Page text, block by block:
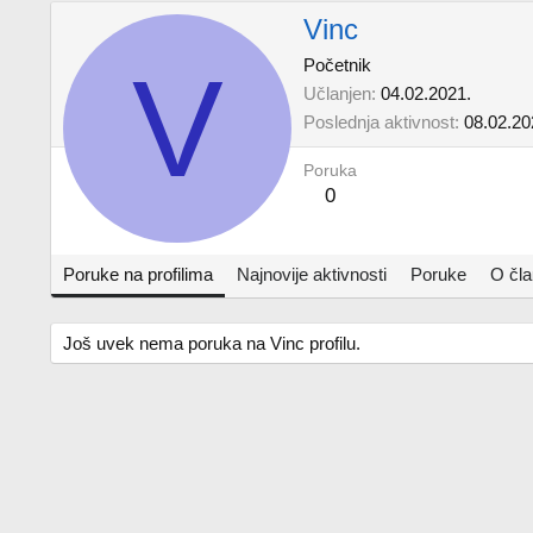
V
Vinc
Početnik
Učlanjen 04.02.2021.
Poslednja aktivnost
Poruka
0
Poruke na profilima Najnovije aktivnosti Poruke O
Još uvek nema poruka na Vinc profilu.